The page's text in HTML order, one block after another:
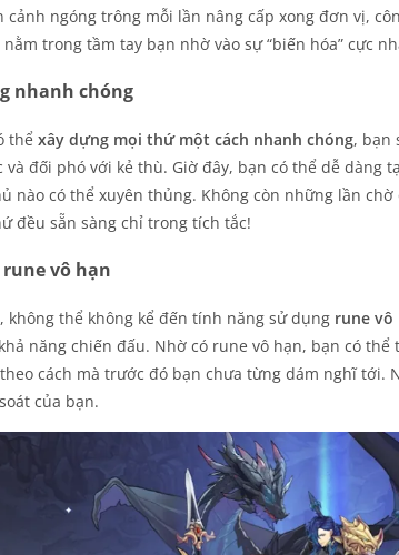
cảnh ngóng trông mỗi lần nâng cấp xong đơn vị,
trong tầm tay bạn nhờ vào sự “biến hóa” cực
nhanh chóng
thể xây dựng mọi thứ một cách nhanh chóng, bạn
và đối phó với kẻ thù. Giờ đây, bạn có thể dễ dàng
nào có thể xuyên thủng. Không còn những lần
đều sẵn sàng chỉ trong tích tắc!
vô hạn
không thể không kể đến tính năng sử dụng rune vô
năng chiến đấu. Nhờ có rune vô hạn, bạn có
cách mà trước đó bạn chưa từng dám nghĩ tới.
của bạn.